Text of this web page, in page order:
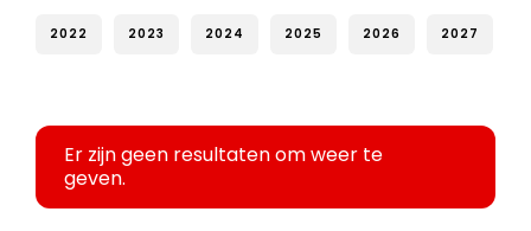
2022 2023 2024 2025 2026 2027
Er zijn geen resultaten om weer te
geven.